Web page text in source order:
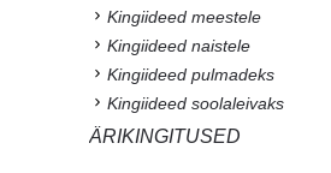
Kingiideed meestele
Kingiideed naistele
Kingiideed pulmadeks
Kingiideed soolaleivaks
ÄRIKINGITUSED